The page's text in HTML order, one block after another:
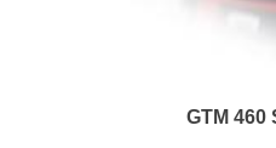
GTM 460